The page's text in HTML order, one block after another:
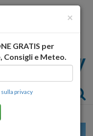
×
GRATIS per
Consigli e Meteo.
privacy